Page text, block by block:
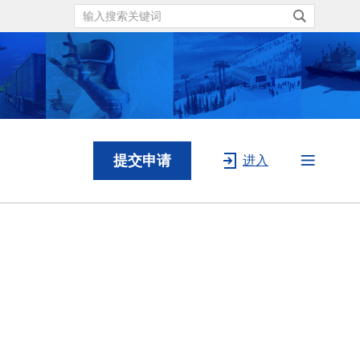
提交申请 进入